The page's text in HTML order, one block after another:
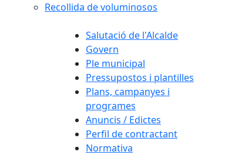
Recollida de voluminosos
Salutació de l'Alcalde
Govern
Ple municipal
Pressupostos i plantilles
Plans, campanyes i
programes
Anuncis / Edictes
Perfil de contractant
Normativa